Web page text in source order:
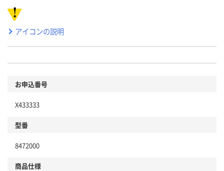
アイコンの説明
お申込番号
X433333
型番
8472000
商品仕様